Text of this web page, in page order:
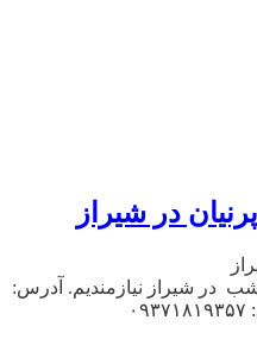
در شیراز
در شیراز نیازمندیم. آدرس: